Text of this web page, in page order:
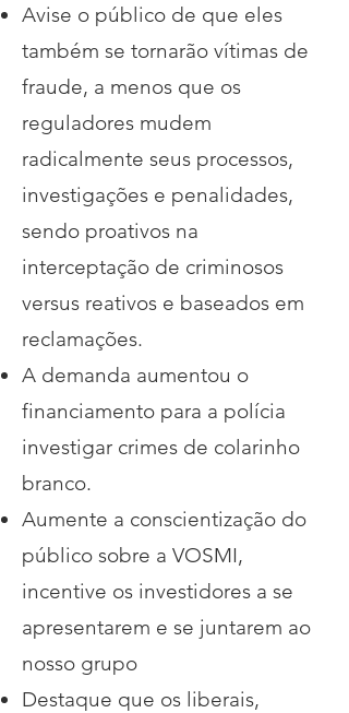
Avise o público de que eles
também se tornarão vítimas de
fraude, a menos que os
reguladores mudem
radicalmente seus processos,
investigações e penalidades,
sendo proativos na
interceptação de criminosos
versus reativos e baseados em
reclamações.
A demanda aumentou o
financiamento para a polícia
investigar crimes de colarinho
branco.
Aumente a conscientização do
público sobre a VOSMI,
incentive os investidores a se
apresentarem e se juntarem ao
nosso grupo
Destaque que os liberais,